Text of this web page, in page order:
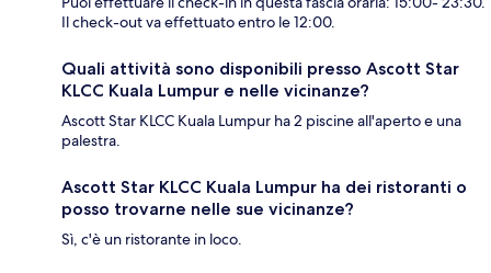
Il check-out va effettuato entro le 12:00.
Quali attività sono disponibili presso Ascott Star
KLCC Kuala Lumpur e nelle vicinanze?
Ascott Star KLCC Kuala Lumpur ha 2 piscine all'aperto e una
palestra.
Ascott Star KLCC Kuala Lumpur ha dei ristoranti o
posso trovarne nelle sue vicinanze?
Sì, c'è un ristorante in loco.